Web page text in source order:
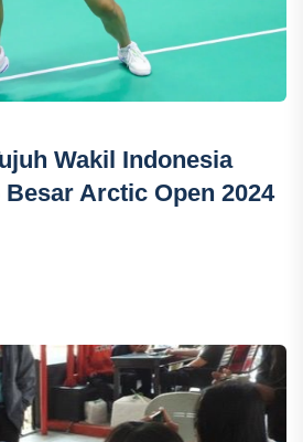
Wakil Indonesia
Arctic Open 2024